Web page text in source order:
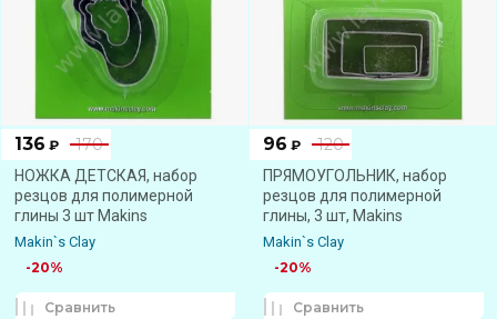
170
136 ₽
НОЖКА ДЕТСКАЯ, набор
резцов для полимерной
глины 3 шт Makins
Makin`s Clay
-20%
Сравнить
120
96 ₽
ПРЯМОУГОЛЬНИК, набор
резцов для полимерной
глины, 3 шт, Makins
Makin`s Clay
-20%
Сравнить